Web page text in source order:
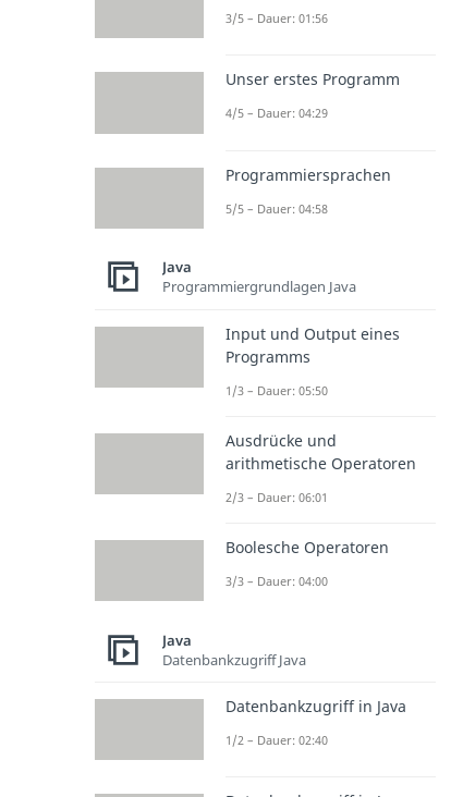
3/5 – Dauer: 01:56
Unser erstes Programm
4/5 – Dauer: 04:29
Programmiersprachen
5/5 – Dauer: 04:58
Java
Programmiergrundlagen Java
Input und Output eines
Programms
1/3 – Dauer: 05:50
Ausdrücke und
arithmetische Operatoren
2/3 – Dauer: 06:01
Boolesche Operatoren
3/3 – Dauer: 04:00
Java
Datenbankzugriff Java
Datenbankzugriff in Java
1/2 – Dauer: 02:40